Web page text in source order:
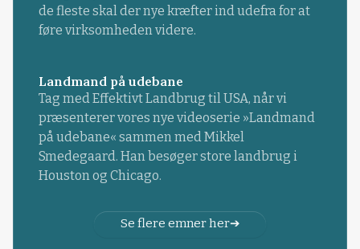
de fleste skal der nye kræfter ind udefra for at
føre virksomheden videre.
Landmand på udebane
Tag med Effektivt Landbrug til USA, når vi
præsenterer vores nye videoserie »Landmand
på udebane« sammen med Mikkel
Smedegaard. Han besøger store landbrug i
Houston og Chicago.
Se flere emner her